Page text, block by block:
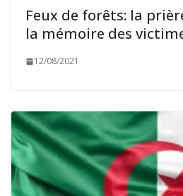
Feux de forêts: la
la mémoire des
12/08/2021